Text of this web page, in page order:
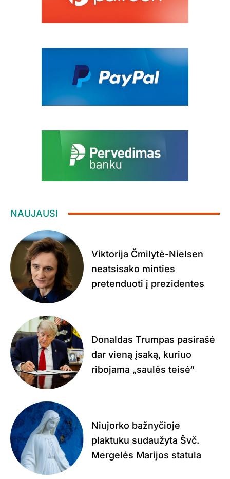
NAUJAUSI
Viktorija Čmilytė-Nielsen
neatsisako minties
pretenduoti į prezidentes
Donaldas Trumpas pasirašė
dar vieną įsaką, kuriuo
ribojama „saulės teisė“
Niujorko bažnyčioje
plaktuku sudaužyta Švč.
Mergelės Marijos statula